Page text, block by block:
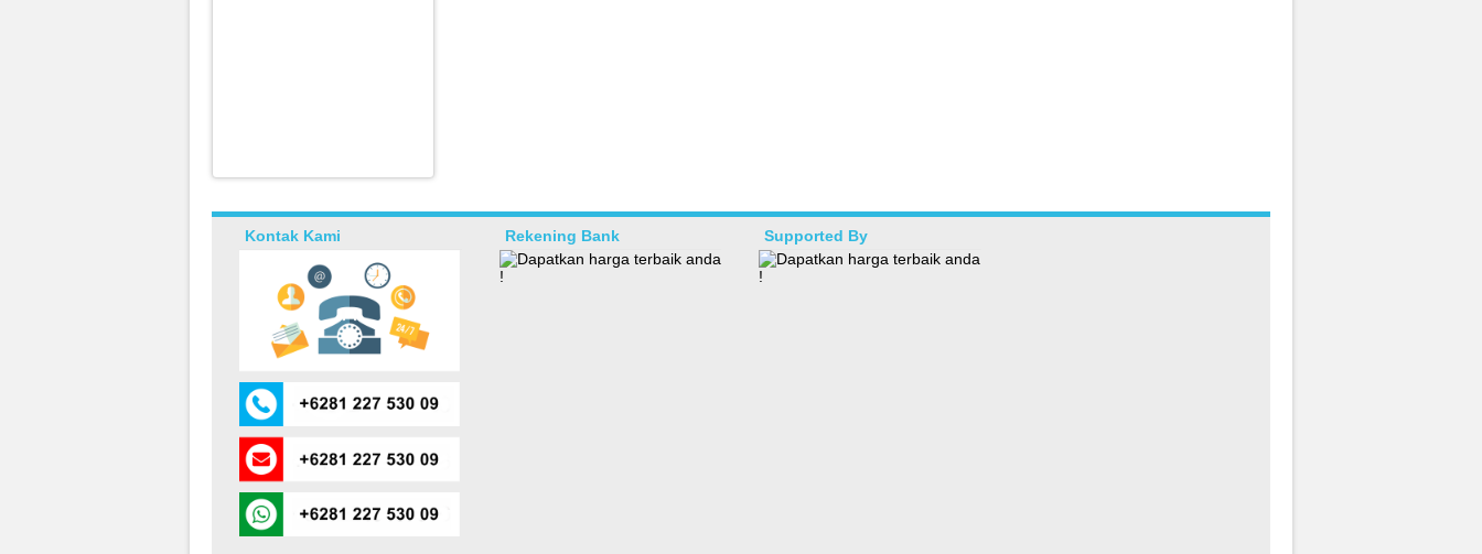
Kontak Kami Rekening Bank Supported By